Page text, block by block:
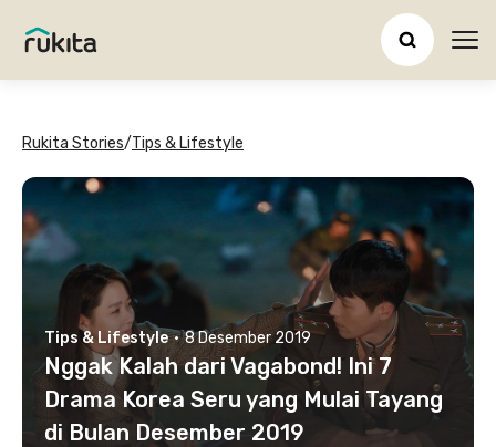
Rukita Stories/Tips & Lifestyle
Tips & Lifestyle · 8 Desember 2019
Nggak Kalah dari Vagabond! Ini 7
Drama Korea Seru yang Mulai Tayang
di Bulan Desember 2019